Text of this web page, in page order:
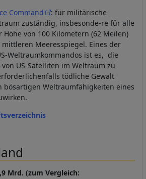
Command
: für militärische
zuständig, insbesonde-re für alle
von 100 Kilometern (62 Meilen)
Meeresspiegel. Eines der
Weltraumkommandos ist es, die
US-Satelliten im Weltraum zu
tödliche Gewalt
bösartigen Weltraumfähigkeiten eines
Mrd. (zum Vergleich: